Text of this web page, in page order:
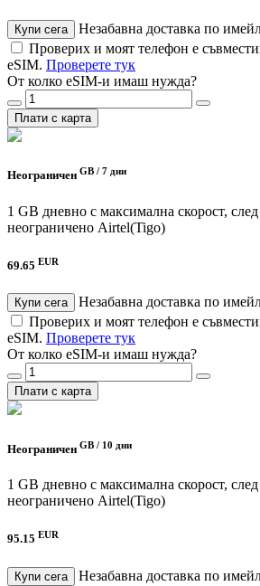
Купи сега
Незабавна доставка по
Проверих и моят телефон е
eSIM. Проверете тук
От колко eSIM-и имаш нужда?
Плати с карта
Неограничен GB / 7 дни
1 GB дневно с максимална скорост,
неограничено Airtel(Tigo)
69.65 EUR
Купи сега
Незабавна доставка по
Проверих и моят телефон е
eSIM. Проверете тук
От колко eSIM-и имаш нужда?
Плати с карта
Неограничен GB / 10 дни
1 GB дневно с максимална скорост,
неограничено Airtel(Tigo)
95.15 EUR
Купи сега
Незабавна доставка по